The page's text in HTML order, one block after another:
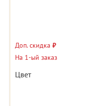
Доп. скидка ₽
На 1-ый заказ
Цвет